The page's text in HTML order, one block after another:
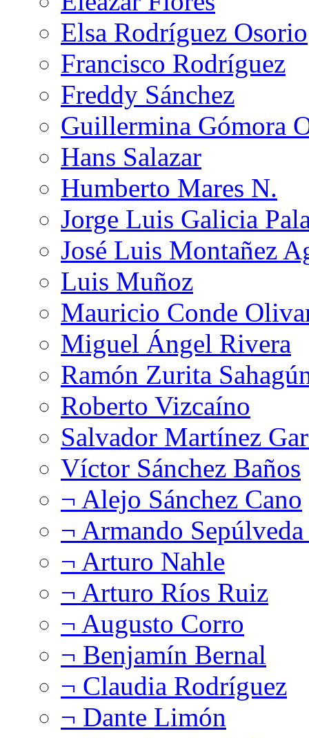
Elsa Rodríguez Osorio
Francisco Rodríguez
Freddy Sánchez
Guillermina Gómora
Hans Salazar
Humberto Mares N.
Jorge Luis Galicia
José Luis Montañez
Luis Muñoz
Mauricio Conde
Miguel Ángel Rivera
Ramón Zurita
Roberto Vizcaíno
Salvador Martínez
Víctor Sánchez Baños
¬ Alejo Sánchez Cano
¬ Armando
¬ Arturo Nahle
¬ Arturo Ríos Ruiz
¬ Augusto Corro
¬ Benjamín Bernal
¬ Claudia Rodríguez
¬ Dante Limón